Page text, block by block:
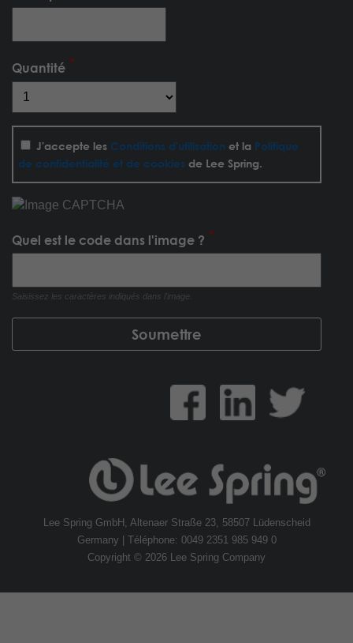
Quantité
J'accepte les Conditions d'utilisationet la Politique
de confidentialité et de cookies de Lee Spring.
Quel est le code dans l'image ?
Saisissez les caractères indiqués dans l'image.
Lee Spring GmbH, Altenaer Straße 23, 58507 Lüdenscheid
Germany | Téléphone: 0049 2351 985 949 0
Copyright © 2026 Lee Spring Company